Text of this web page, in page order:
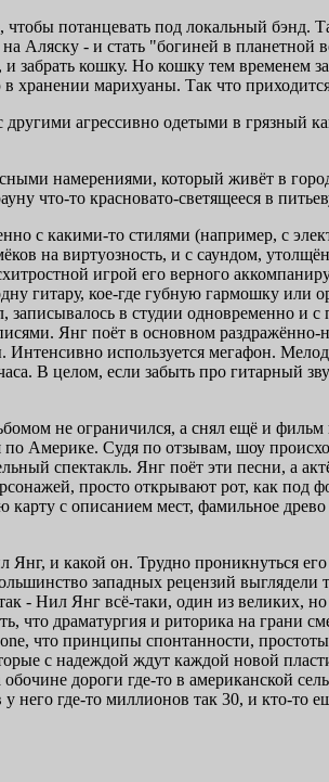
потанцевать под локальный бэнд.
Аляску - и стать "богиней в планетной
забрать кошку. Но кошку тем временем
марихуаны. Так что приходится
другими агрессивно одетыми в грязный
намерениями, который живёт в
что-то красновато-светящееся в
с какими-то стилями (например, с
на виртуозность, и с саундом,
игрой его верного
гитару, кое-где губную гармошку или
в студии одновременно и с
Янг поёт в основном раздражённо-
Интенсивно используется мегафон.
В целом, если забыть про гитарный
не ограничился, а снял ещё и
Америке. Судя по отзывам, шоу
спектакль. Янг поёт эти песни, а
просто открывают рот, как под
с описанием мест, фамильное древо
Янг, и какой он. Трудно проникнуться
западных рецензий выглядели
- Нил Янг всё-таки, один из великих, но
что драматургия и риторика на грани
что принципы спонтанности,
с надеждой ждут каждой новой
дороги где-то в американской
него где-то миллионов так 30, и кто-то